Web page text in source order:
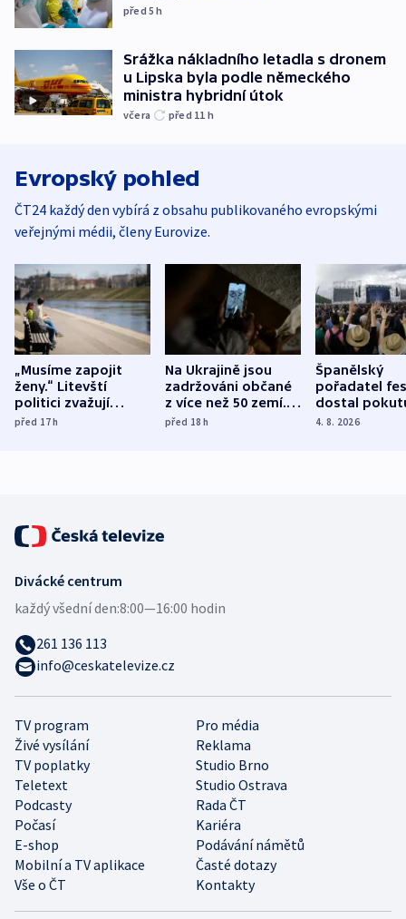
před 5h
Srážka nákladního letadla s dronem
u Lipska byla podle německého
ministra hybridní útok
včera před 11 h
Evropský pohled
ČT24 každý den vybírá z obsahu publikovaného evropskými
veřejnými médii, členy Eurovize.
„Musíme zapojit
ženy.“ Litevští
politici zvažují
dohodu o
před 17h
Na Ukrajině jsou
zadržováni občané
z více než 50 zemí.
Bojovali na straně
před 18h
Španělský
pořadatel
dostal
nekalé
4. 8. 2026
TV program
Pro média
Živé vysílání
Reklama
TV poplatky
Studio Brno
Teletext
Studio Ostrava
Podcasty
Rada ČT
Počasí
Kariéra
E-shop
Podávání námětů
Mobilní a TV aplikace
Časté dotazy
Vše o ČT
Kontakty
Divácké centrum
každý všední den:8:00—16:00 hodin
261 136 113
info@ceskatelevize.cz